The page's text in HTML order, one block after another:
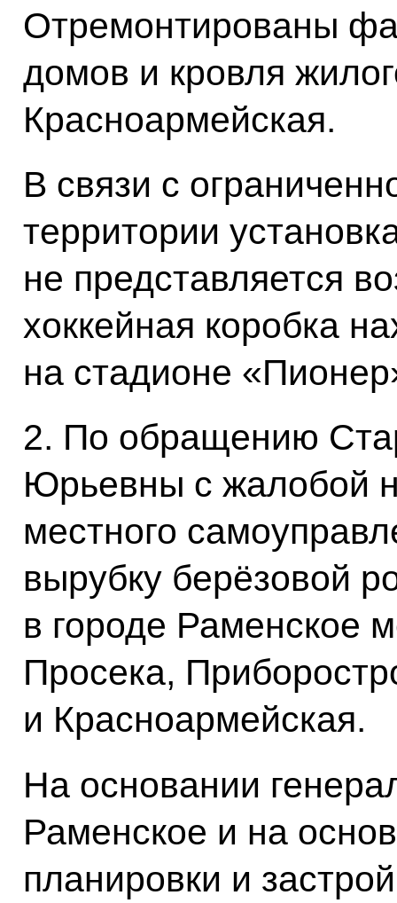
Отремонтированы
домов и кровля
Красноармейская.
В связи с
территории
не представляется
хоккейная коробка
на стадионе
2. По обращению
Юрьевны с жалобой
местного
вырубку берёзовой
в городе Раменское
Просека,
и Красноармейская.
На основании
Раменское и на
планировки и